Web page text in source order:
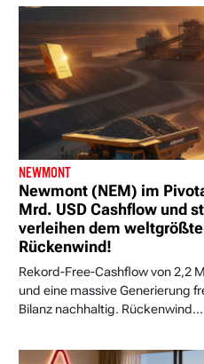
NEWMONT
Newmont (NEM) im
Mrd. USD Cashflow und
verleihen dem
Rückenwind!
Rekord-Free-Cashflow von 2,2
und eine massive Generierung
Bilanz nachhaltig. Rückenwind...